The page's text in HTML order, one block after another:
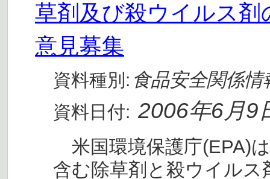
草剤及び殺ウイルス
意見募集
資料種別: 食品安全関係情
資料日付: 2006年6月9
米国環境保護庁(EPA)
含む除草剤と殺ウイル